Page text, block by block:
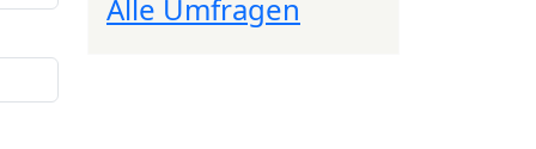
Alle Umfragen